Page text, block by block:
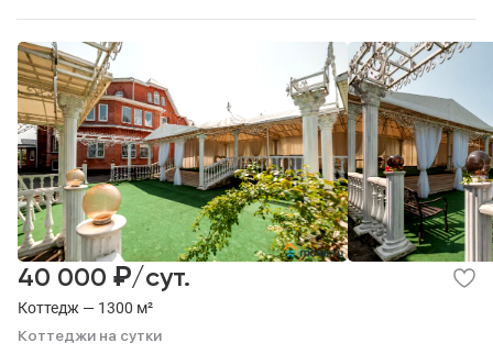
Коттедж — 1300 м²
Коттеджи на сутки
40 000 ₽/сут.